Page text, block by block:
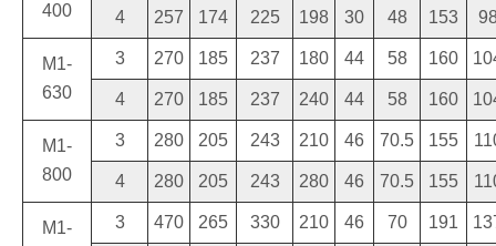
400
4 257 174 225 198 30 48 153
M1-
630
3 270 185 237 180 44 58 160
4 270 185 237 240 44 58 160
M1-
800
3 280 205 243 210 46 70.5 155
4 280 205 243 280 46 70.5 155
M1-
3 470 265 330 210 46 70 191